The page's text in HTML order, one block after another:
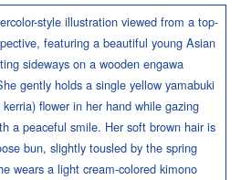
style illustration viewed from a top-
featuring a beautiful young Asian
sideways on a wooden engawa
gently holds a single yellow yamabuki
kerria) flower in her hand while gazing
a peaceful smile. Her soft brown hair is
bun, slightly tousled by the spring
wears a light cream-colored kimono